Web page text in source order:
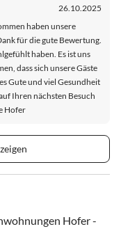
26.10.2025
haben unsere
für die gute Bewertung.
haben. Es ist uns
dass sich unsere Gäste
Gute und viel Gesundheit
Ihren nächsten Besuch
Hofer
Hofer -